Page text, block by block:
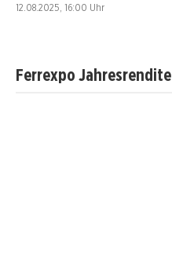
12.08.2025, 16:00 Uhr
Ferrexpo Jahresrendite